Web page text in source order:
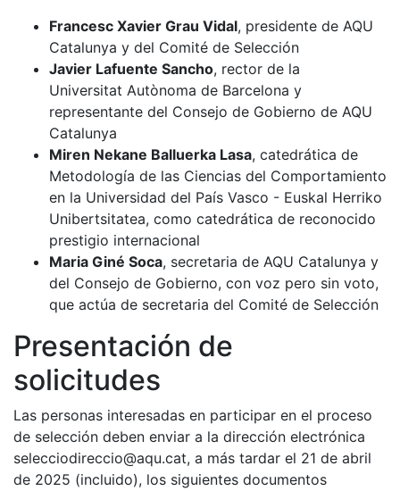
Francesc Xavier Grau Vidal, presidente de AQU
Catalunya y del Comité de Selección
Javier Lafuente Sancho, rector de la
Universitat Autònoma de Barcelona y
representante del Consejo de Gobierno de AQU
Catalunya
Miren Nekane Balluerka Lasa, catedrática de
Metodología de las Ciencias del Comportamiento
en la Universidad del País Vasco - Euskal Herriko
Unibertsitatea, como catedrática de reconocido
prestigio internacional
Maria Giné Soca, secretaria de AQU Catalunya y
del Consejo de Gobierno, con voz pero sin voto,
que actúa de secretaria del Comité de Selección
Presentación de
solicitudes
Las personas interesadas en participar en el proceso
de selección deben enviar a la dirección electrónica
selecciodireccio@aqu.cat, a más tardar el 21 de abril
de 2025 (incluido), los siguientes documentos